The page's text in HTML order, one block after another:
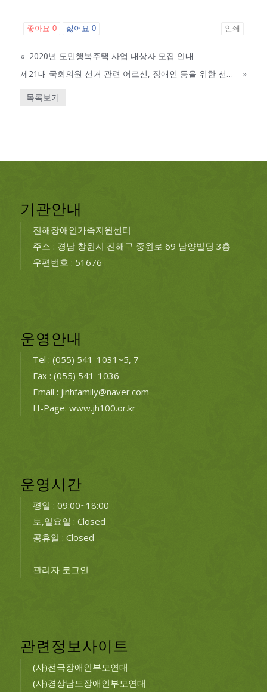
좋아요 0 싫어요 0 인쇄
« 2020년 도민행복주택 사업 대상자 모집 안내
제21대 국회의원 선거 관련 어르신, 장애인 등을 위한 선거안내 웹페이지 운영
»
목록보기
기관안내
진해장애인가족지원센터
주소 : 경남 창원시 진해구 중원로 69 남양빌딩 3층
우편번호 : 51676
운영안내
Tel : (055) 541-1031~5, 7
Fax : (055) 541-1036
Email : jinhfamily@naver.com
H-Page: www.jh100.or.kr
운영시간
평일 : 09:00~18:00
토,일요일 : Closed
공휴일 : Closed
———————-
관리자 로그인
관련정보사이트
(사)전국장애인부모연대
(사)경상남도장애인부모연대